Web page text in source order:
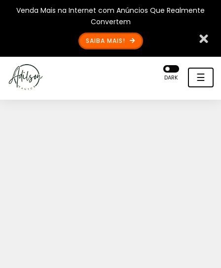
Venda Mais na Internet com Anúncios Que Realmente
Convertem
SAIBA MAIS!
☰
DARK